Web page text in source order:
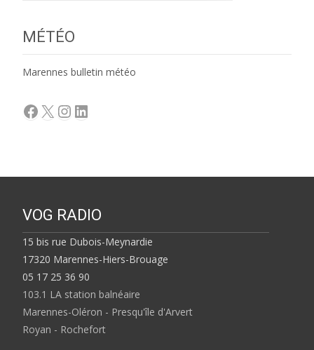
MÉTÉO
Marennes bulletin météo
Facebook
X Instagram
LinkedIn
VOG RADIO
15 bis rue Dubois-Meynardie
17320 Marennes-Hiers-Brouage
05 17 25 36 90
103.1 LA station balnéaire
Marennes-Oléron - Presqu'île d'Arvert
Royan - Rochefort